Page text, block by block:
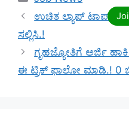
ಉಚಿತ ಲ್ಯಾಪ್ ಟಾಪ್
ಸಲ್ಲಿಸಿ.!
ಗೃಹಜ್ಯೋತಿಗೆ ಅರ್ಜಿ
ಈ ಟ್ರಿಕ್ ಫಾಲೋ ಮಾಡಿ.! 0